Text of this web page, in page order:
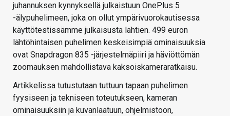
juhannuksen kynnyksellä julkaistuun OnePlus 5
-älypuhelimeen, joka on ollut ympärivuorokautisessa
käyttötestissämme julkaisusta lähtien. 499 euron
lähtöhintaisen puhelimen keskeisimpiä ominaisuuksia
ovat Snapdragon 835 -järjestelmäpiiri ja häviöttömän
zoomauksen mahdollistava kaksoiskameraratkaisu.
Artikkelissa tutustutaan tuttuun tapaan puhelimen
fyysiseen ja tekniseen toteutukseen, kameran
ominaisuuksiin ja kuvanlaatuun, ohjelmistoon,